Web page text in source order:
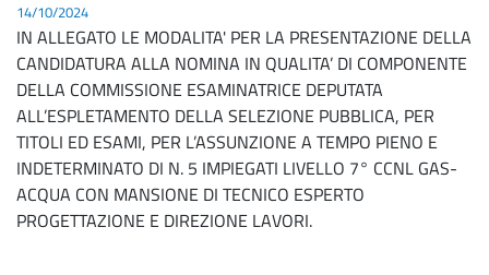
14/10/2024
IN ALLEGATO LE MODALITA' PER LA PRESENTAZIONE DELLA
CANDIDATURA ALLA NOMINA IN QUALITA’ DI COMPONENTE
DELLA COMMISSIONE ESAMINATRICE DEPUTATA
ALL’ESPLETAMENTO DELLA SELEZIONE PUBBLICA, PER
TITOLI ED ESAMI, PER L’ASSUNZIONE A TEMPO PIENO E
INDETERMINATO DI N. 5 IMPIEGATI LIVELLO 7° CCNL GAS-
ACQUA CON MANSIONE DI TECNICO ESPERTO
PROGETTAZIONE E DIREZIONE LAVORI.